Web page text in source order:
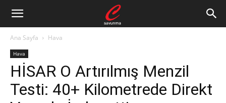
Ana Sayfa Hava
Hava
HİSAR O Artırılmış Menzil
Testi: 40+ Kilometrede Direkt